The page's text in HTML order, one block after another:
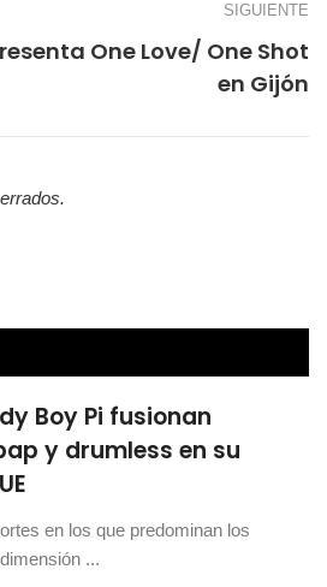
SIGUIENTE
One Love/ One Shot
en Gijón
Boy Pi fusionan
y drumless en su
en los que predominan los
...